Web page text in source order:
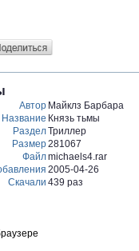
Автор Майклз Барбара
Название Князь тьмы
РазделТриллер
Размер281067
Файлmichaels4.rar
2005-04-26
Скачали 439 раз